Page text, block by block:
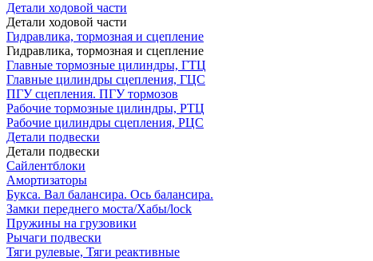
Детали ходовой части
Детали ходовой части
Гидравлика, тормозная и сцепление
Гидравлика, тормозная и сцепление
Главные тормозные цилиндры, ГТЦ
Главные цилиндры сцепления, ГЦС
ПГУ сцепления. ПГУ тормозов
Рабочие тормозные цилиндры, РТЦ
Рабочие цилиндры сцепления, РЦС
Детали подвески
Детали подвески
Cайлентблоки
Амортизаторы
Букса. Вал балансира. Ось балансира.
Замки переднего моста/Хабы/lock
Пружины на грузовики
Рычаги подвески
Тяги рулевые, Тяги реактивные